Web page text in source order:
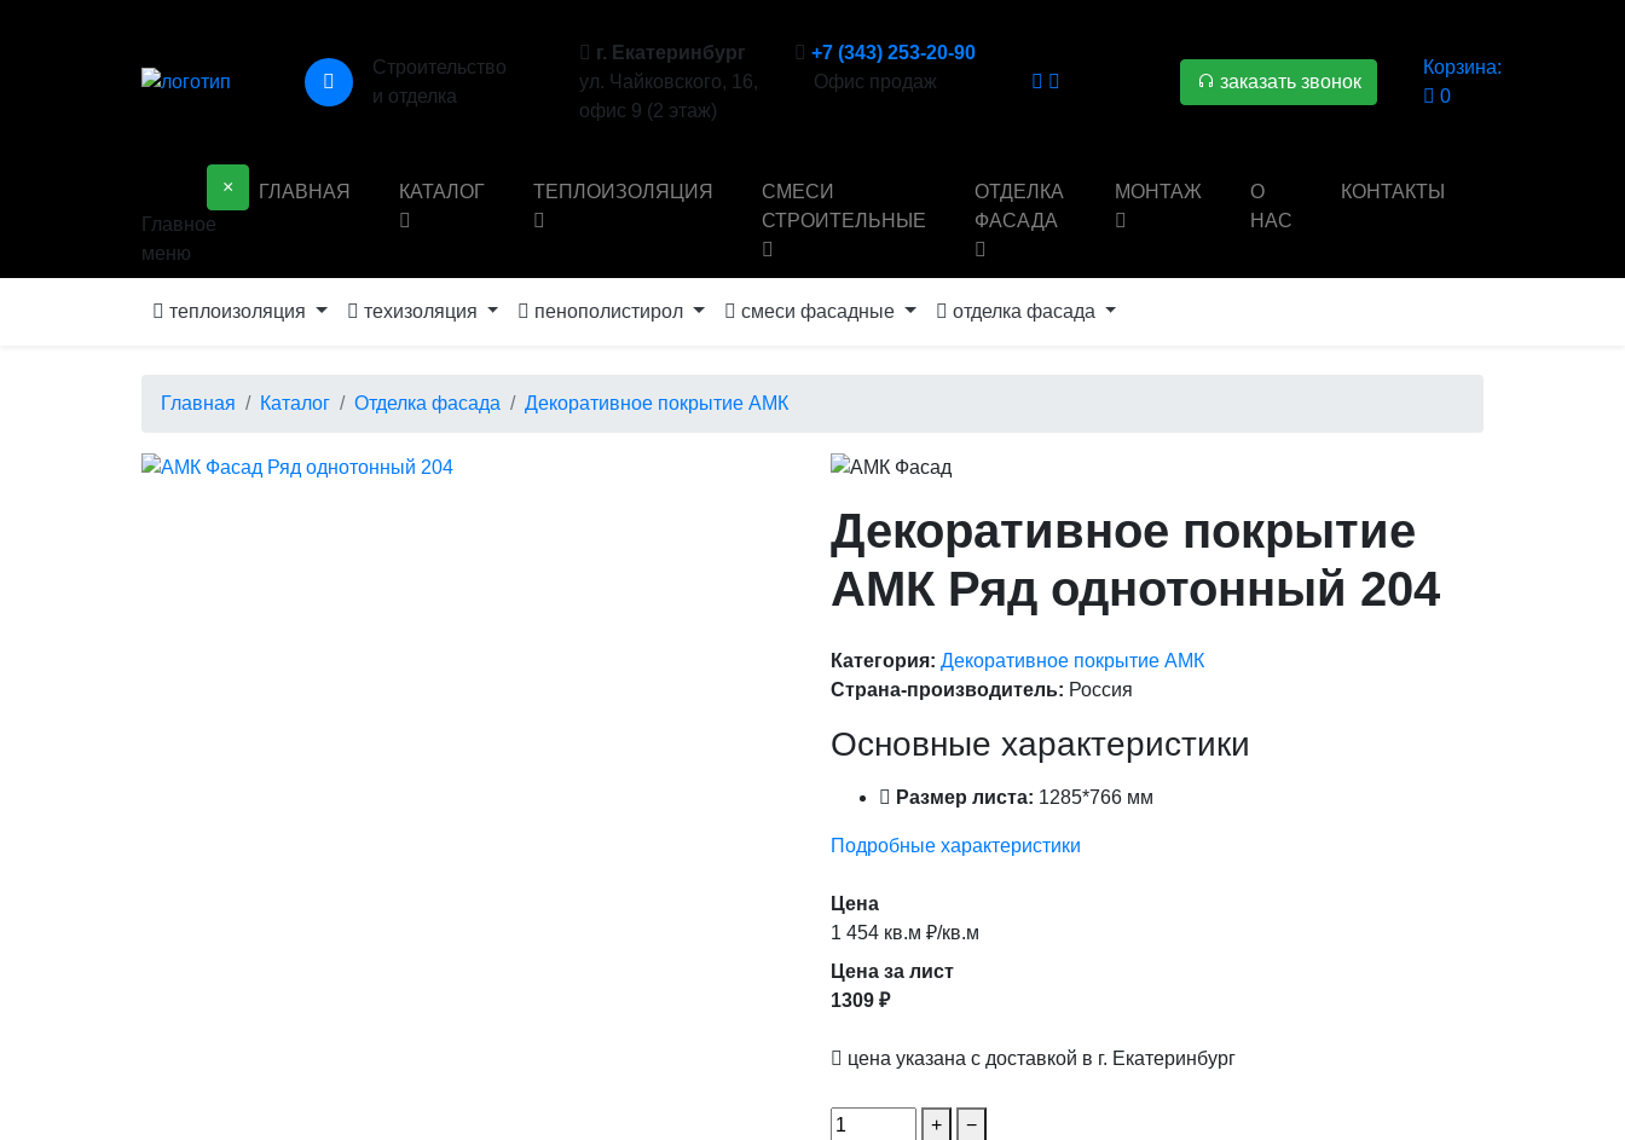
Строительство
и отделка
г. Екатеринбург
ул. Чайковского, 16,
офис 9 (2 этаж)
+7 (343) 253-20-90
Офис продаж
заказать звонок
Корзина:
0
×
Главное
меню
ГЛАВНАЯ КАТАЛОГ ТЕПЛОИЗОЛЯЦИЯ
СМЕСИ
СТРОИТЕЛЬНЫЕ
ОТДЕЛКА
ФАСАДА
МОНТАЖ
О
НАС
КОНТАКТЫ
теплоизоляция техизоляция пенополистирол смеси фасадные отделка фасада
Главная Каталог Отделка фасада Декоративное покрытие АМК
Декоративное покрытие
АМК Ряд однотонный 204
Категория: Декоративное покрытие АМК
Страна-производитель: Россия
Основные характеристики
Размер листа: 1285*766 мм
Подробные характеристики
Цена
1 454 кв.м ₽/кв.м
Цена за лист
1309 ₽
цена указана с доставкой в г. Екатеринбург
+
−